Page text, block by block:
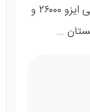
جهانی مسئولیت پذیری اجتماعی ایزو ۲۶۰۰۰ و